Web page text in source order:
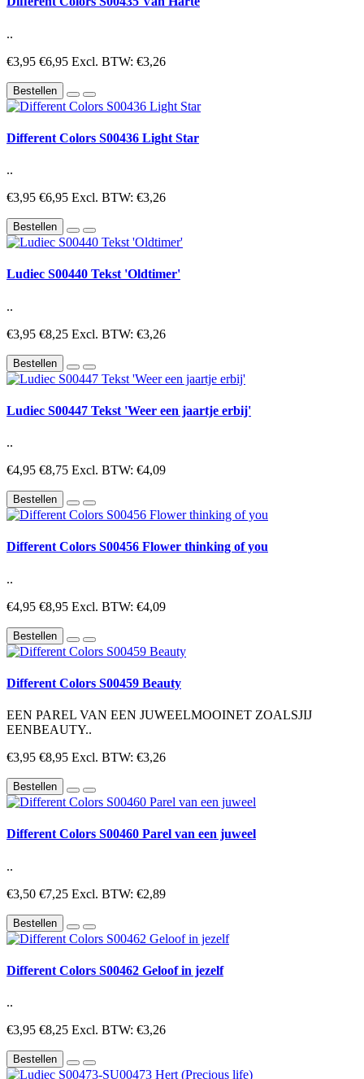
..
€3,95 €6,95 Excl. BTW: €3,26
Bestellen
Different Colors S00436 Light Star
..
€3,95 €6,95 Excl. BTW: €3,26
Bestellen
Ludiec S00440 Tekst 'Oldtimer'
..
€3,95 €8,25 Excl. BTW: €3,26
Bestellen
Ludiec S00447 Tekst 'Weer een jaartje erbij'
..
€4,95 €8,75 Excl. BTW: €4,09
Bestellen
Different Colors S00456 Flower thinking of you
..
€4,95 €8,95 Excl. BTW: €4,09
Bestellen
Different Colors S00459 Beauty
EEN PAREL VAN EEN JUWEELMOOINET ZOALSJIJ
EENBEAUTY..
€3,95 €8,95 Excl. BTW: €3,26
Bestellen
Different Colors S00460 Parel van een juweel
..
€3,50 €7,25 Excl. BTW: €2,89
Bestellen
Different Colors S00462 Geloof in jezelf
..
€3,95 €8,25 Excl. BTW: €3,26
Bestellen